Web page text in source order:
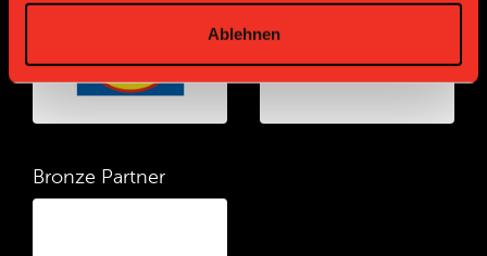
Ablehnen
Bronze Partner